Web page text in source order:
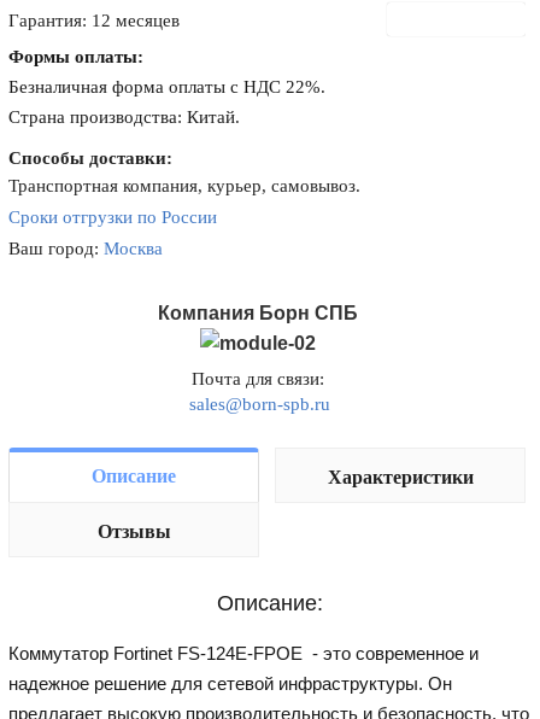
Гарантия: 12 месяцев
Формы оплаты:
Безналичная форма оплаты с НДС 22%.
Страна производства: Китай.
Способы доставки:
Транспортная компания, курьер, самовывоз.
Сроки отгрузки по России
Ваш город:Москва
Компания Борн СПБ
Почта для связи:
sales@born-spb.ru
Описание Характеристики
Отзывы
Описание:
Коммутатор Fortinet FS-124E-FPOE - это современное и
надежное решение для сетевой инфраструктуры. Он
предлагает высокую производительность и безопасность, что